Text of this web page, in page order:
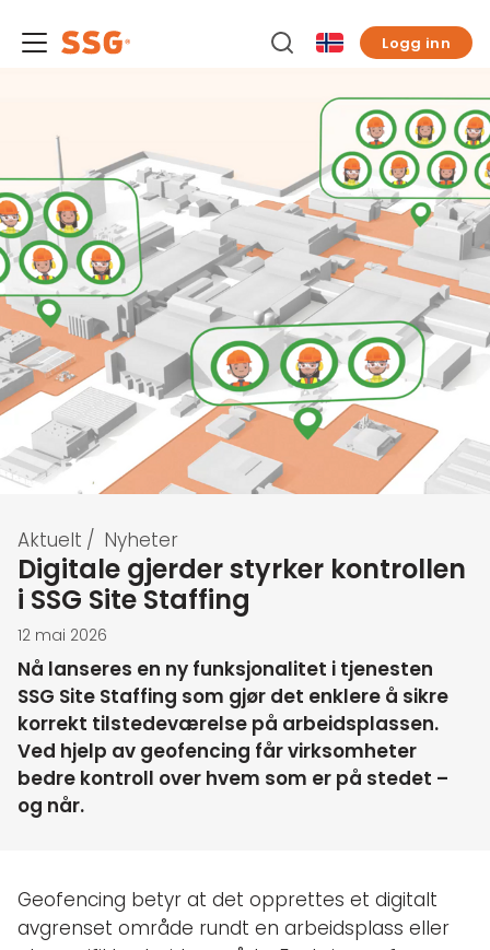
Logg inn
Aktuelt / Nyheter
Digitale gjerder styrker kontrollen
i SSG Site Staffing
12 mai 2026
Nå lanseres en ny funksjonalitet i tjenesten
SSG Site Staffing som gjør det enklere å sikre
korrekt tilstedeværelse på arbeidsplassen.
Ved hjelp av geofencing får virksomheter
bedre kontroll over hvem som er på stedet –
og når.
Geofencing betyr at det opprettes et digitalt
avgrenset område rundt en arbeidsplass eller